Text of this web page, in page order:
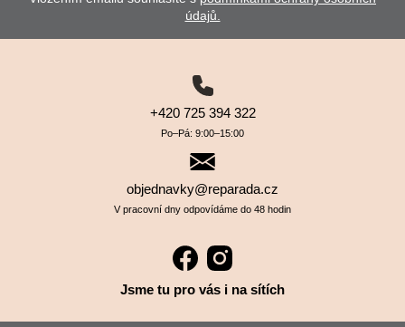
údajů.
+420 725 394 322
Po–⁠⁠⁠⁠⁠⁠Pá: 9:00–⁠⁠⁠⁠⁠⁠15:00
objednavky@reparada.cz
V pracovní dny odpovídáme do 48 hodin
Jsme tu pro vás i na sítích